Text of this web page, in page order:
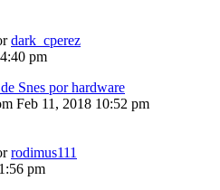
dark_cperez
pm
Snes por hardware
Feb 11, 2018 10:52 pm
rodimus111
pm